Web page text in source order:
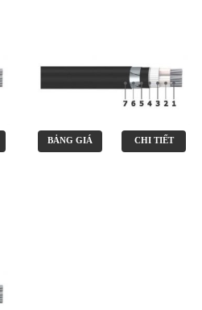
BẢNG GIÁ CHI TIẾT